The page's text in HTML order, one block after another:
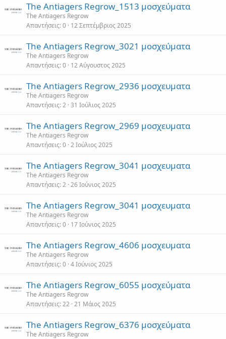
The Antiagers Regrow_1513 μοσχεύματα
The Antiagers Regrow
Απαντήσεις 0 12 Σεπτέμβριος 2025
The Antiagers Regrow_3021 μοσχεύματα
The Antiagers Regrow
Απαντήσεις 0 12 Αύγουστος 2025
The Antiagers Regrow_2936 μοσχευματα
The Antiagers Regrow
Απαντήσεις 2 31 Ιούλιος 2025
The Antiagers Regrow_2969 μοσχευματα
The Antiagers Regrow
Απαντήσεις 0 2 Ιούλιος 2025
The Antiagers Regrow_3041 μοσχευματα
The Antiagers Regrow
Απαντήσεις 2 26 Ιούνιος 2025
The Antiagers Regrow_3041 μοσχευματα
The Antiagers Regrow
Απαντήσεις 0 17 Ιούνιος 2025
The Antiagers Regrow_4606 μοσχευματα
The Antiagers Regrow
Απαντήσεις 0 4 Ιούνιος 2025
The Antiagers Regrow_6055 μοσχεύματα
The Antiagers Regrow
Απαντήσεις 22 21 Μάιος 2025
The Antiagers Regrow_6376 μοσχεύματα
The Antiagers Regrow